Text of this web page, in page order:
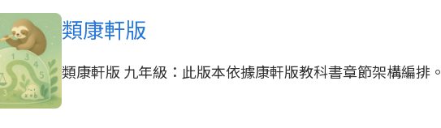
類康軒版
類康軒版 九年級：此版本依據康軒版教科書章節架構編排。